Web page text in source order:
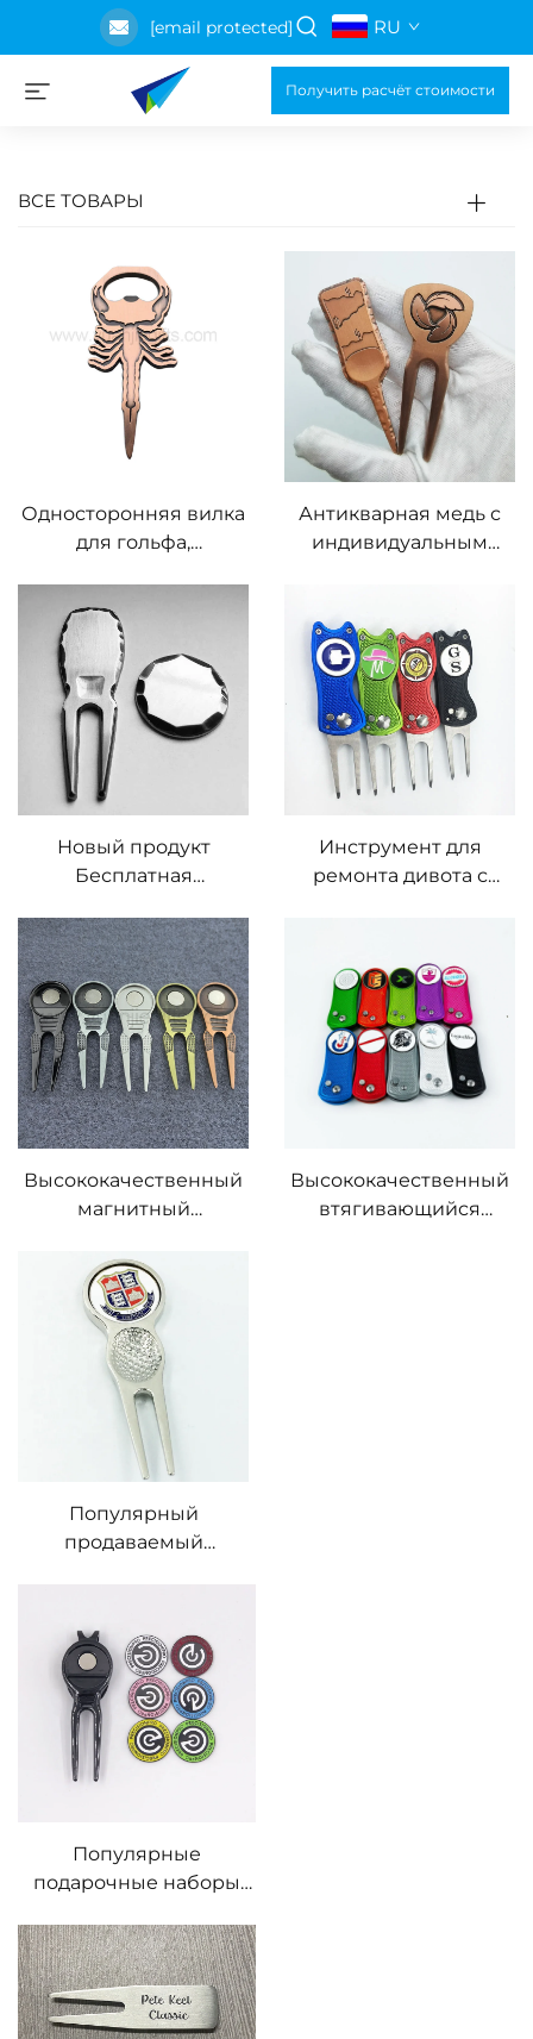
[email protected] RU
Получить расчёт стоимости
ВСЕ ТОВАРЫ
Односторонняя вилка
для гольфа,
металлический
инструмент для
ремонта лунок на
газоне,
индивидуальный
инструмент для
восстановления лунок
Антикварная медь с
индивидуальным
ремонта дивота с
маркером мяча
Новый продукт
Бесплатная
Инструмент для
ремонта дивота для
гольфа Вилы для
ремонта дивота
Ручной маркер для
мяча
Инструмент для
ремонта дивота с
Высококачественный
магнитный
инструмент для
ремонта лунок на
гольф-поле, латунная,
серебряная, медная
вилка для гольфа с
индивидуальной
маркировкой мяча
Высококачественный
втягивающийся
Популярный
продаваемый
гольфа с маркером
мяча
Популярные
подарочные наборы
Премиальные наборы
инструментов для
ремонта дивота для
гольфа с